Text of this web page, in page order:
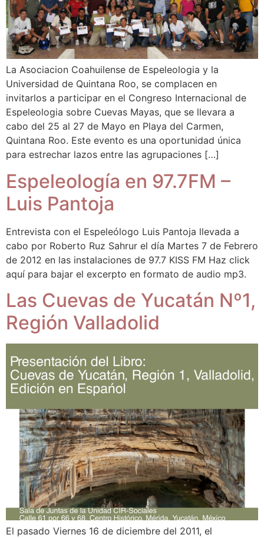
La Asociacion Coahuilense de Espeleologia y la
Universidad de Quintana Roo, se complacen en
invitarlos a participar en el Congreso Internacional de
Espeleologia sobre Cuevas Mayas, que se llevara a
cabo del 25 al 27 de Mayo en Playa del Carmen,
Quintana Roo. Este evento es una oportunidad única
para estrechar lazos entre las agrupaciones […]
Espeleología en 97.7FM –
Luis Pantoja
Entrevista con el Espeleólogo Luis Pantoja llevada a
cabo por Roberto Ruz Sahrur el día Martes 7 de Febrero
de 2012 en las instalaciones de 97.7 KISS FM Haz click
aquí para bajar el excerpto en formato de audio mp3.
Las Cuevas de Yucatán Nº1,
Región Valladolid
El pasado Viernes 16 de diciembre del 2011, el